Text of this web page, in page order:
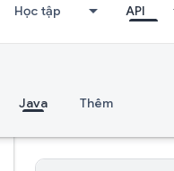
Học tập API
Java Thêm